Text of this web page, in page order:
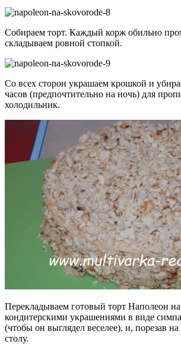
Собираем торт. Каждый корж обильно
складываем ровной стопкой.
Со всех сторон украшаем крошкой и
часов (предпочтительно на ночь) для
холодильник.
Перекладываем готовый торт Наполеон
кондитерскими украшениями в виде
(чтобы он выглядел веселее), и, порезав
столу.